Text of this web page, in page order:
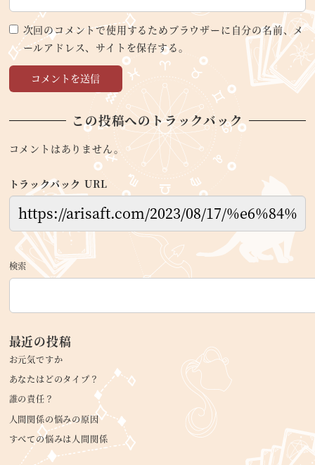
次回のコメントで使用するためブラウザーに自分の名前、メ
ールアドレス、サイトを保存する。
この投稿へのトラックバック
コメントはありません。
トラックバック URL
検索
最近の投稿
お元気ですか
あなたはどのタイプ？
誰の責任？
人間関係の悩みの原因
すべての悩みは人間関係